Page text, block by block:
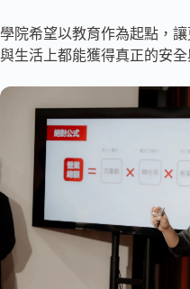
學院希望以教育作為起點，
與生活上都能獲得真正的安全